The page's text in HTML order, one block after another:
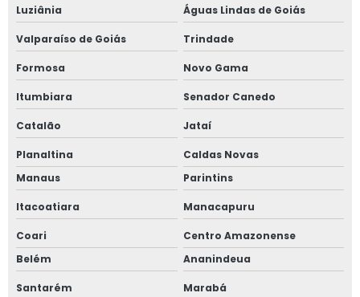
Luziânia Águas Lindas de Goiás
Valparaíso de Goiás Trindade
Formosa Novo Gama
Itumbiara Senador Canedo
Catalão Jataí
Planaltina
Caldas Novas
Manaus
Parintins
Itacoatiara Manacapuru
Coari
Centro Amazonense
Belém
Ananindeua
Santarém Marabá